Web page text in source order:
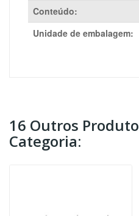
Conteúdo:
Unidade de embalagem:
16 Outros
Categoria: